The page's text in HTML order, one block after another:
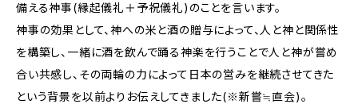
備える神事(縁起儀礼＋予祝儀礼)のことを言います。
神事の効果として、神への米と酒の贈与によって、人と神と関係性
を構築し、一緒に酒を飲んで踊る神楽を行うことで人と神が嘗め
合い共感し、その両輪の力によって日本の営みを継続させてきた
という背景を以前よりお伝えしてきました(※新嘗≒直会)。